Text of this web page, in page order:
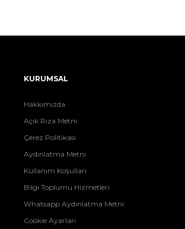
KURUMSAL
Hakkımızda
Açık Rıza Metni
Çerez Politikası
Aydınlatma Metni
Kullanım Koşulları
Bilgi Toplumu Hizmetleri
Whatsapp Aydınlatma Metni
Cookie Ayarları